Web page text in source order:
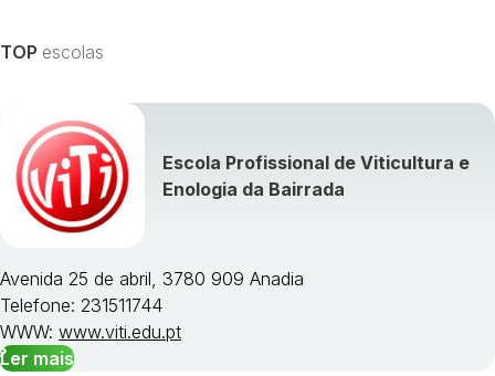
TOP escolas
Escola Profissional de Viticultura e
Enologia da Bairrada
Avenida 25 de abril, 3780 909 Anadia
Telefone: 231511744
WWW: www.viti.edu.pt
Ler mais